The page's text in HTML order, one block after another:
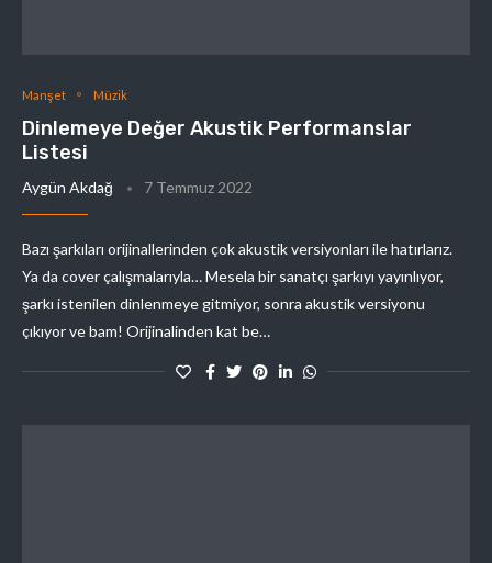
Manşet Müzik
Dinlemeye Değer Akustik Performanslar
Listesi
Aygün Akdağ 7 Temmuz 2022
Bazı şarkıları orijinallerinden çok akustik versiyonları ile hatırlarız.
Ya da cover çalışmalarıyla… Mesela bir sanatçı şarkıyı yayınlıyor,
şarkı istenilen dinlenmeye gitmiyor, sonra akustik versiyonu
çıkıyor ve bam! Orijinalinden kat be…